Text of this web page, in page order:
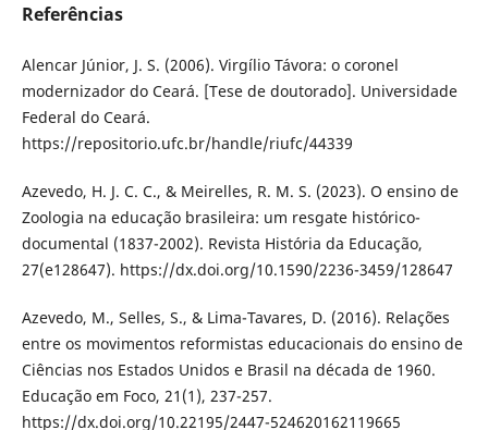
Referências
Alencar Júnior, J. S. (2006). Virgílio Távora: o coronel
modernizador do Ceará. [Tese de doutorado]. Universidade
Federal do Ceará.
https://repositorio.ufc.br/handle/riufc/44339
Azevedo, H. J. C. C., & Meirelles, R. M. S. (2023). O ensino de
Zoologia na educação brasileira: um resgate histórico-
documental (1837-2002). Revista História da Educação,
27(e128647). https://dx.doi.org/10.1590/2236-3459/128647
Azevedo, M., Selles, S., & Lima-Tavares, D. (2016). Relações
entre os movimentos reformistas educacionais do ensino de
Ciências nos Estados Unidos e Brasil na década de 1960.
Educação em Foco, 21(1), 237-257.
https://dx.doi.org/10.22195/2447-524620162119665